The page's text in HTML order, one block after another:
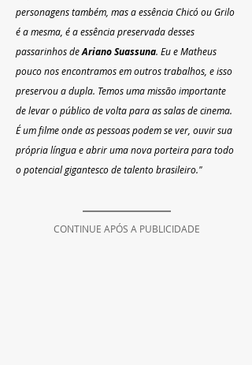
personagens também, mas a essência Chicó ou Grilo
é a mesma, é a essência preservada desses
passarinhos de Ariano Suassuna. Eu e Matheus
pouco nos encontramos em outros trabalhos, e isso
preservou a dupla. Temos uma missão importante
de levar o público de volta para as salas de cinema.
É um filme onde as pessoas podem se ver, ouvir sua
própria língua e abrir uma nova porteira para todo
o potencial gigantesco de talento brasileiro."
CONTINUE APÓS A PUBLICIDADE